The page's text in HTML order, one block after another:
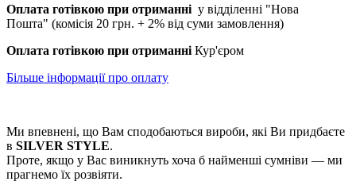
Оплата готівкою при отриманні у відділенні "Нова
Пошта" (комісія 20 грн. + 2% від суми замовлення)
Оплата готівкою при отриманні Кур'єром
Більше інформації про оплату
Ми впевнені, що Вам сподобаються вироби, які Ви придбаєте
в SILVER STYLE.
Проте, якщо у Вас виникнуть хоча б найменші сумніви — ми
прагнемо їх розвіяти.